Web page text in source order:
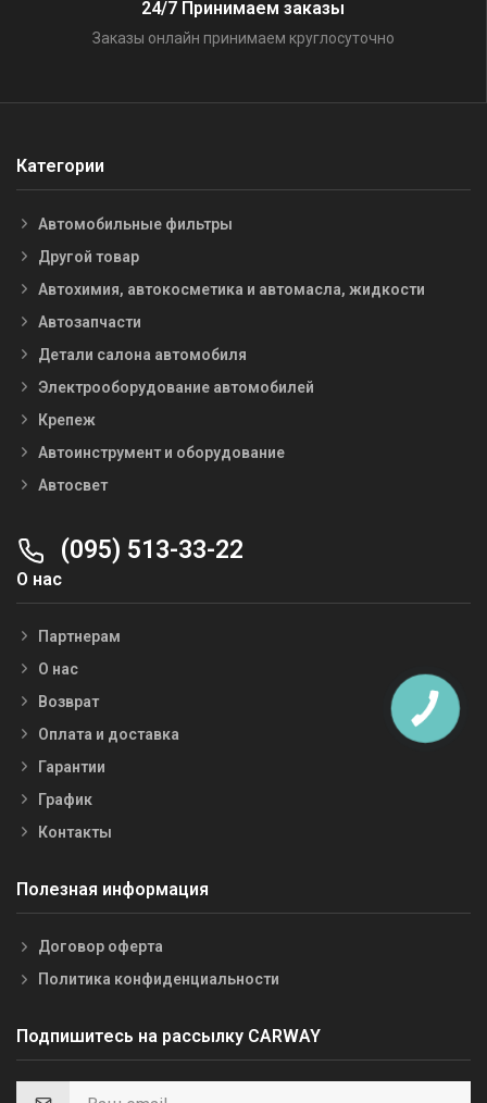
24/7 Принимаем заказы
Заказы онлайн принимаем круглосуточно
Категории
Автомобильные фильтры
Другой товар
Автохимия, автокосметика и автомасла, жидкости
Автозапчасти
Детали салона автомобиля
Электрооборудование автомобилей
Крепеж
Автоинструмент и оборудование
Автосвет
(095) 513-33-22
О нас
Партнерам
О нас
Возврат
Оплата и доставка
Гарантии
График
Контакты
Полезная информация
Договор оферта
Политика конфиденциальности
Подпишитесь на рассылку CARWAY